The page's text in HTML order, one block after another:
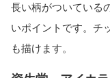
長い柄がついている
いポイントです。チ
も描けます。